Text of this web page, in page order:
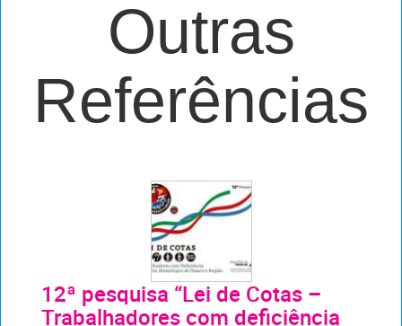
Outras
Referências
12ª pesquisa “Lei de Cotas –
Trabalhadores com deficiência